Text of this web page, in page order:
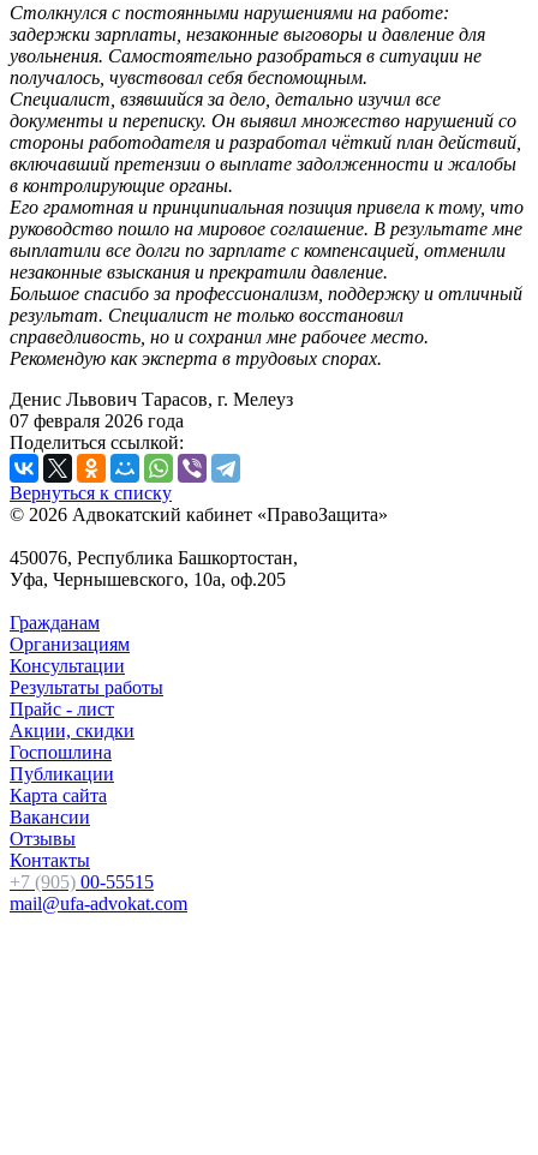
Столкнулся с постоянными нарушениями на работе:
задержки зарплаты, незаконные выговоры и давление для
увольнения. Самостоятельно разобраться в ситуации не
получалось, чувствовал себя беспомощным.
Специалист, взявшийся за дело, детально изучил все
документы и переписку. Он выявил множество нарушений со
стороны работодателя и разработал чёткий план действий,
включавший претензии о выплате задолженности и жалобы
в контролирующие органы.
Его грамотная и принципиальная позиция привела к тому, что
руководство пошло на мировое соглашение. В результате мне
выплатили все долги по зарплате с компенсацией, отменили
незаконные взыскания и прекратили давление.
Большое спасибо за профессионализм, поддержку и отличный
результат. Специалист не только восстановил
справедливость, но и сохранил мне рабочее место.
Рекомендую как эксперта в трудовых спорах.
Денис Львович Тарасов, г. Мелеуз
07 февраля 2026 года
Поделиться ссылкой:
Вернуться к списку
© 2026 Адвокатский кабинет «ПравоЗащита»
450076, Республика Башкортостан,
Уфа, Чернышевского, 10а, оф.205
Гражданам
Организациям
Консультации
Результаты работы
Прайс - лист
Акции, скидки
Госпошлина
Публикации
Карта сайта
Вакансии
Отзывы
Контакты
+7 (905) 00-55515
mail@ufa-advokat.com